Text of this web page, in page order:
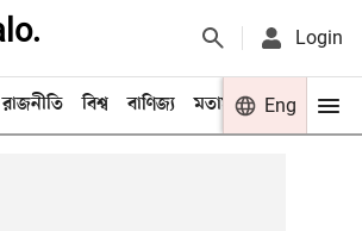
Login
রাজনীতি বিশ্ব বাণিজ্য মতামত খেলা
Eng